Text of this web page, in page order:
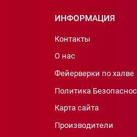
ИНФОРМАЦИЯ
Контакты
О нас
Фейерверки по халве
Политика
Карта сайта
Производители